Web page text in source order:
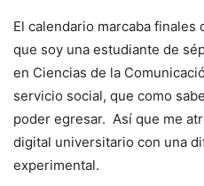
El calendario marcaba finales
que soy una estudiante de
en Ciencias de la
servicio social, que como
poder egresar. Así que me
digital universitario con una
experimental.